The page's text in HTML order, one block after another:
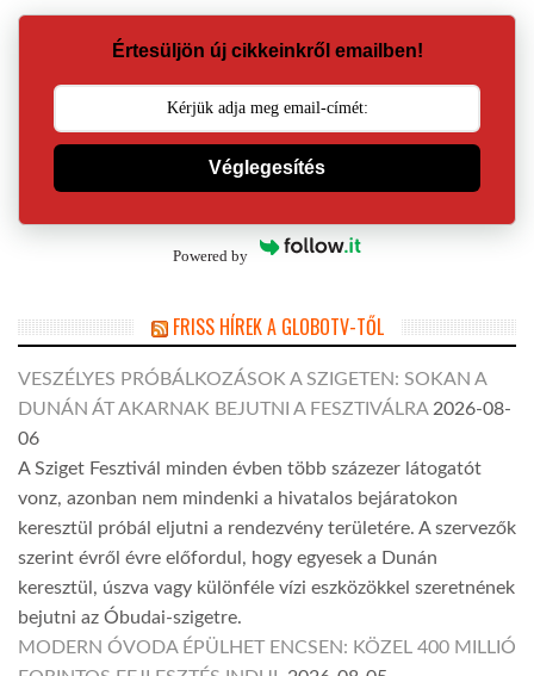
Értesüljön új cikkeinkről emailben!
Véglegesítés
Powered by
FRISS HÍREK A GLOBOTV-TŐL
VESZÉLYES PRÓBÁLKOZÁSOK A SZIGETEN: SOKAN A
DUNÁN ÁT AKARNAK BEJUTNI A FESZTIVÁLRA 2026-08-
06
A Sziget Fesztivál minden évben több százezer látogatót
vonz, azonban nem mindenki a hivatalos bejáratokon
keresztül próbál eljutni a rendezvény területére. A szervezők
szerint évről évre előfordul, hogy egyesek a Dunán
keresztül, úszva vagy különféle vízi eszközökkel szeretnének
bejutni az Óbudai-szigetre.
MODERN ÓVODA ÉPÜLHET ENCSEN: KÖZEL 400 MILLIÓ